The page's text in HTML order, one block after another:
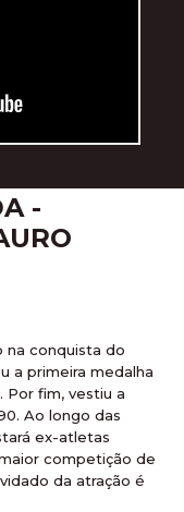
-
na conquista do
a primeira medalha
Por fim, vestiu a
Ao longo das
ex-atletas
competição de
da atração é